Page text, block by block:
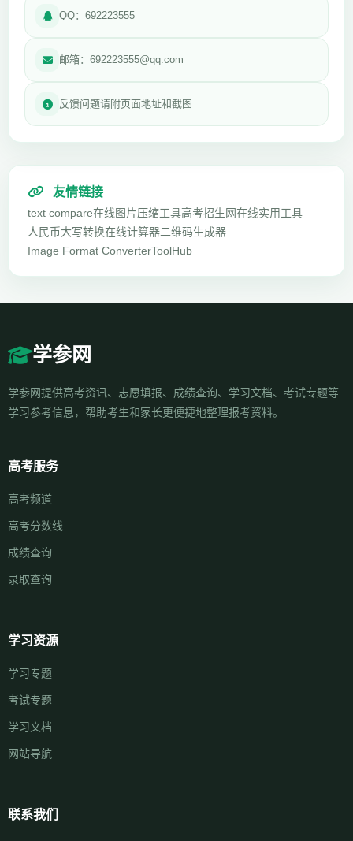
QQ：692223555
邮箱：692223555@qq.com
反馈问题请附页面地址和截图
友情链接
text compare在线图片压缩工具高考招生网在线实用工具
人民币大写转换在线计算器二维码生成器
Image Format ConverterToolHub
学参网
学参网提供高考资讯、志愿填报、成绩查询、学习文档、考试专题等
学习参考信息，帮助考生和家长更便捷地整理报考资料。
高考服务
高考频道
高考分数线
成绩查询
录取查询
学习资源
学习专题
考试专题
学习文档
网站导航
联系我们